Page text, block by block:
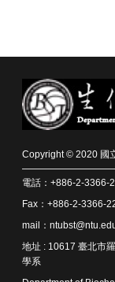
下
載
中
心
捐
專
區
Copyright © 2020 國
電話：+886-2-3366-
Fax：+886-2-3366-
mail：
地址 : 10617 臺北市
學系